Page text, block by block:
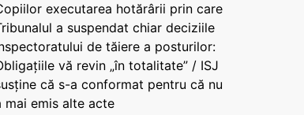
executarea hotărârii prin care
a suspendat chiar deciziile
de tăiere a posturilor:
vă revin „în totalitate” / ISJ
că s-a conformat pentru că nu
mai emis alte acte